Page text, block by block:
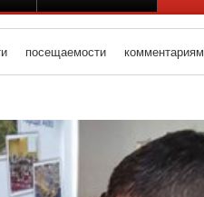
посещаемости комментариям